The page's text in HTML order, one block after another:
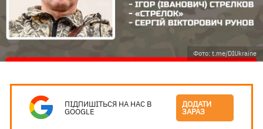
Фото: t.me/DIUkraine
ПІДПИШІТЬСЯ НА НАС В
GOOGLE
ДОДАТИ
ЗАРАЗ